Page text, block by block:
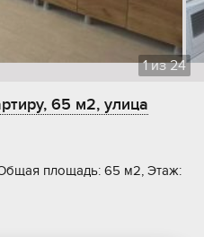
1из24
65 м2, улица
площадь: 65 м2, Этаж: